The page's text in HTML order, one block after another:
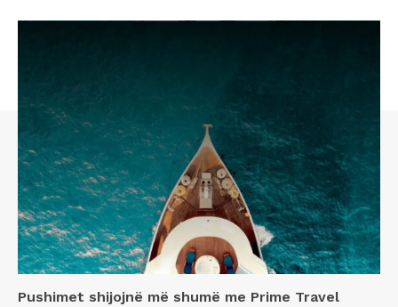
Pushimet shijojnë më shumë me Prime Travel